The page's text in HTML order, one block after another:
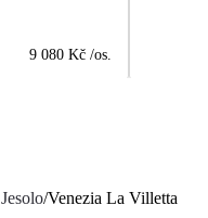
9 080 Kč /os.
/Venezia La Villetta